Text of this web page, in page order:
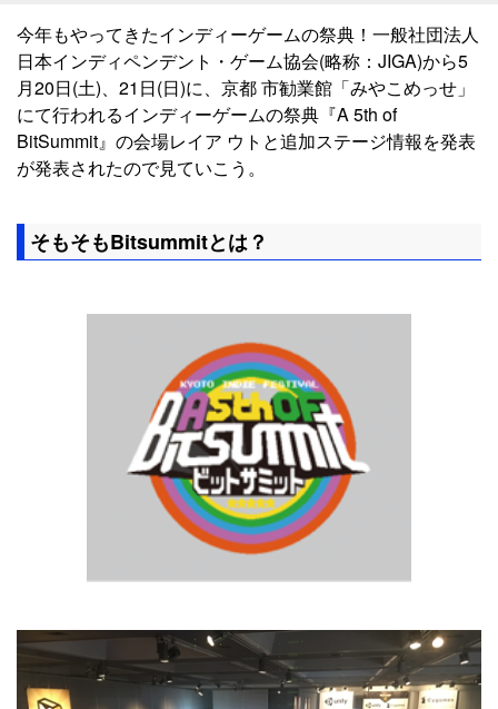
今年もやってきたインディーゲームの祭典！一般社団法人
日本インディペンデント・ゲーム協会(略称：JIGA)から5
月20日(土)、21日(日)に、京都 市勧業館「みやこめっせ」
にて行われるインディーゲームの祭典『A 5th of
BitSummit』の会場レイア ウトと追加ステージ情報を発表
が発表されたので見ていこう。
そもそもBitsummitとは？